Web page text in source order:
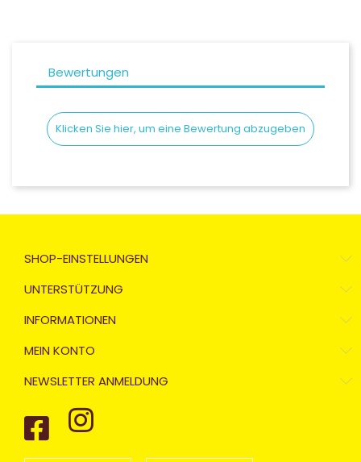
Bewertungen
Klicken Sie hier, um eine Bewertung abzugeben
SHOP-EINSTELLUNGEN
UNTERSTÜTZUNG
INFORMATIONEN
MEIN KONTO
NEWSLETTER ANMELDUNG